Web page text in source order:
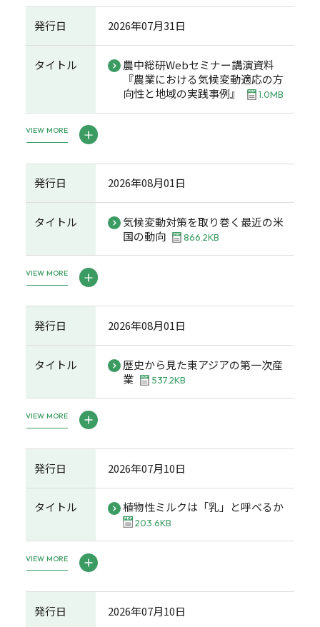
発行日 2026年07月31日
タイトル
農中総研Webセミナー講演資料
『農業における気候変動適応の方
向性と地域の実践事例』
1.0MB
VIEW MORE
発行日 2026年08月01日
タイトル
気候変動対策を取り巻く最近の米
国の動向
866.2KB
VIEW MORE
発行日 2026年08月01日
タイトル
歴史から見た東アジアの第一次産
業
537.2KB
VIEW MORE
発行日 2026年07月10日
タイトル 植物性ミルクは「乳」と呼べるか
203.6KB
VIEW MORE
発行日 2026年07月10日